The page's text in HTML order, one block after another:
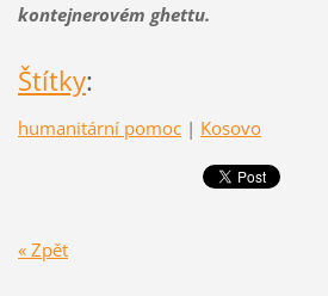
kontejnerovém ghettu.
Štítky:
humanitární pomoc | Kosovo
« Zpět